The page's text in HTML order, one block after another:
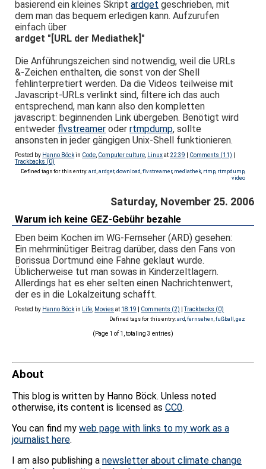
basierend ein kleines Skriptardget geschrieben, mit
dem man das bequem erledigen kann. Aufzurufen
einfach über
ardget "[URL der Mediathek]"
Die Anführungszeichen sind notwendig, weil die URLs
&-Zeichen enthalten, die sonst von der Shell
fehlinterpretiert werden. Da die Videos teilweise mit
Javascript-URLs verlinkt sind, filtere ich das auch
entsprechend, man kann also den kompletten
javascript: beginnenden Link übergeben. Benötigt wird
entweder flvstreamer oderrtmpdump, sollte
ansonsten in jeder gängigen Unix-Shell funktionieren.
Posted by Hanno Böckin Code Computer culture Linuxat 22:39 Comments (11)
Trackbacks (0)
Defined tags for this entry:ard ardget, download flvstreamer, mediathek, rtmp, rtmpdump,
video
Saturday, November 25. 2006
Warum ich keine GEZ-Gebühr bezahle
Eben beim Kochen im WG-Fernseher (ARD) gesehen:
Ein mehrminütiger Beitrag darüber, dass den Fans von
Borissua Dortmund eine Fahne geklaut wurde.
Üblicherweise tut man sowas in Kinderzeltlagern.
Allerdings hat es eher selten einen Nachrichtenwert,
der es in die Lokalzeitung schafft.
Posted by Hanno Böckin Life Movies at 18:19 Comments (2) |Trackbacks (0)
Defined tags for this entry:ard fernsehen fußball gez
(Page 1 of 1, totaling 3 entries)
About
This blog is written by Hanno Böck. Unless noted
otherwise, its content is licensed as CC0.
You can find my web page with links to my work as a
journalist here.
I am also publishing a newsletter about climate change